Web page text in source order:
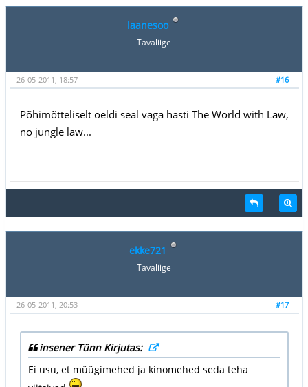
laanesoo
Tavaliige
#16
26-05-2011, 18:57
Põhimõtteliselt öeldi seal väga hästi The World with Law,
no jungle law...
ekke721
Tavaliige
#17
26-05-2011, 20:53
insener Tünn Kirjutas:
Ei usu, et müügimehed ja kinomehed seda teha